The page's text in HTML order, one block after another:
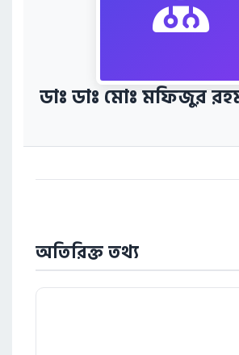
ডাঃ ডাঃ মোঃ মফিজুর
অতিরিক্ত তথ্য